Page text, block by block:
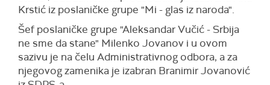
Krstić iz poslaničke grupe "Mi - glas iz naroda".
Šef poslaničke grupe "Aleksandar Vučić - Srbija
ne sme da stane" Milenko Jovanov i u ovom
sazivu je na čelu Administrativnog odbora, a za
njegovog zamenika je izabran Branimir Jovanović